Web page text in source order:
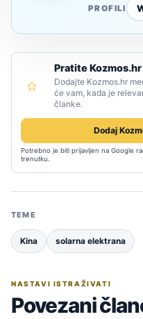
PROFILI
Pratite
Dodajte Kozmos.hr
će vam, kada je
članke.
Dodaj
Potrebno je biti prijavljen na Google
trenutku.
TEME
Kina solarna elektrana
NASTAVI ISTRAŽIVATI
Povezani